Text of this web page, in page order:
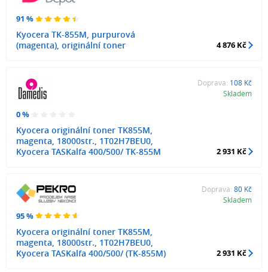
91 %
Kyocera TK-855M, purpurová
(magenta), originální toner
4 876 Kč
0 %
Kyocera originální toner TK855M,
magenta, 18000str., 1T02H7BEU0,
Kyocera TASKalfa 400/500/ TK-855M
Doprava: 108 Kč
Skladem
2 931 Kč
95 %
Kyocera originální toner TK855M,
magenta, 18000str., 1T02H7BEU0,
Kyocera TASKalfa 400/500/ (TK-855M)
Doprava: 80 Kč
Skladem
2 931 Kč